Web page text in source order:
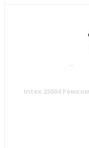
Intex 25004